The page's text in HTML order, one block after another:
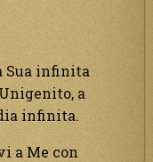
Sua infinita
a
infinita.
a Me con